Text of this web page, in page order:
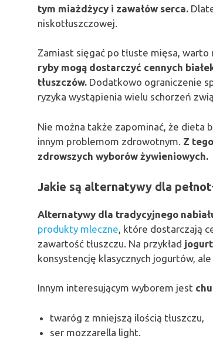
tym miażdżycy i zawałów serca.
niskotłuszczowej.
Zamiast sięgać po tłuste mięsa, warto
ryby mogą dostarczyć cennych
tłuszczów. Dodatkowo ograniczenie
ryzyka wystąpienia wielu schorzeń
Nie można także zapominać, że dieta
innym problemom zdrowotnym. Z
zdrowszych wyborów żywieniowych.
Jakie są alternatywy dla
Alternatywy dla tradycyjnego
produkty mleczne, które dostarczają
zawartość tłuszczu. Na przykład
konsystencję klasycznych jogurtów,
Innym interesującym wyborem jest
twaróg z mniejszą ilością tłuszczu,
ser mozzarella light.